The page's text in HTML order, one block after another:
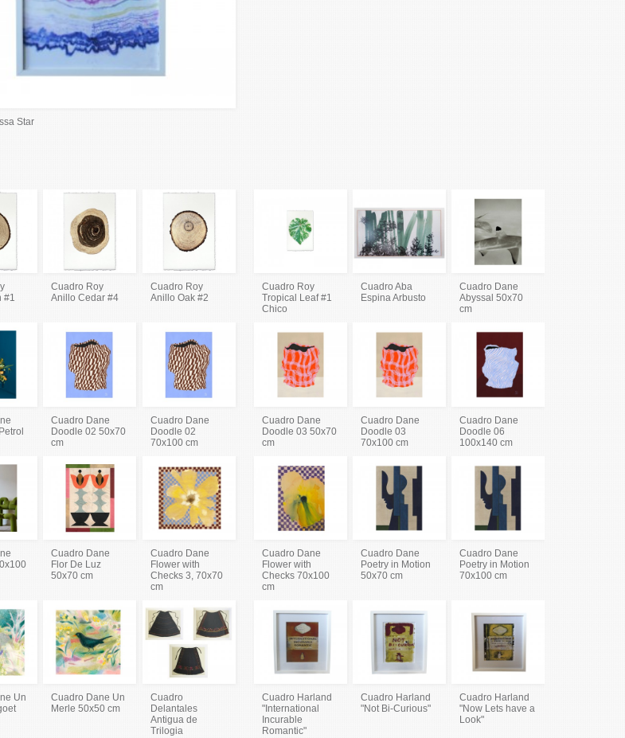
Star
#1
Cuadro Roy
Anillo Cedar #4
Cuadro Roy
Anillo Oak #2
Cuadro Roy
Tropical Leaf #1
Chico
Cuadro Aba
Espina Arbusto
Cuadro Dane
Abyssal 50x70
cm
Cuadro Dane
Doodle 02 50x70
cm
Cuadro Dane
Doodle 02
70x100 cm
Cuadro Dane
Doodle 03 50x70
cm
Cuadro Dane
Doodle 03
70x100 cm
Cuadro Dane
Doodle 06
100x140 cm
Cuadro Dane
Flor De Luz
50x70 cm
Cuadro Dane
Flower with
Checks 3, 70x70
cm
Cuadro Dane
Flower with
Checks 70x100
cm
Cuadro Dane
Poetry in Motion
50x70 cm
Cuadro Dane
Poetry in Motion
70x100 cm
Un
Cuadro Dane Un
Merle 50x50 cm
Cuadro
Delantales
Antigua de
Trilogia
Cuadro Harland
"International
Incurable
Romantic"
Cuadro Harland
"Not Bi-Curious"
Cuadro Harland
"Now Lets have a
Look"